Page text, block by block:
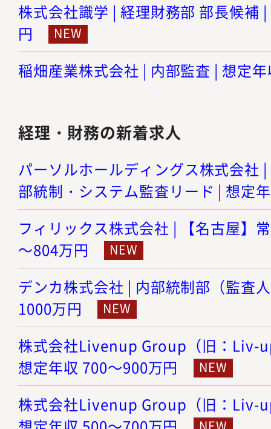
株式会社識学 | 経理財務部 部長候補
円
稲畑産業株式会社 | 内部監査 | 想定
経理・財務の新着求人
パーソルホールディングス株式会社
部統制・システム監査リード | 想定
フィリックス株式会社 | 【名古屋】
～804万円
デンカ株式会社 | 内部統制部（監査
1000万円
株式会社Livenup Group（旧：Liv-
想定年収 700～900万円
株式会社Livenup Group（旧：Liv-